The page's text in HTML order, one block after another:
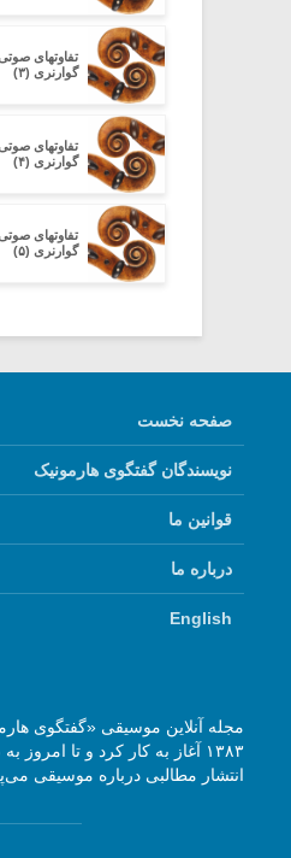
تفاوتهای
گوارنری (۳)
تفاوتهای
گوارنری (۴)
تفاوتهای
گوارنری (۵)
صفحه نخست
نویسندگان گفتگوی هارمونیک
قوانین ما
درباره ما
English
۱۳۸۳ آغاز به کار کرد و تا
انتشار مطالبی درباره موسیقی